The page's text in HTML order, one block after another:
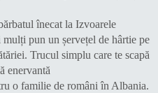
înecat la Izvoarele
pun un șervețel de hârtie pe
Trucul simplu care te scapă
enervantă
o familie de români în Albania.